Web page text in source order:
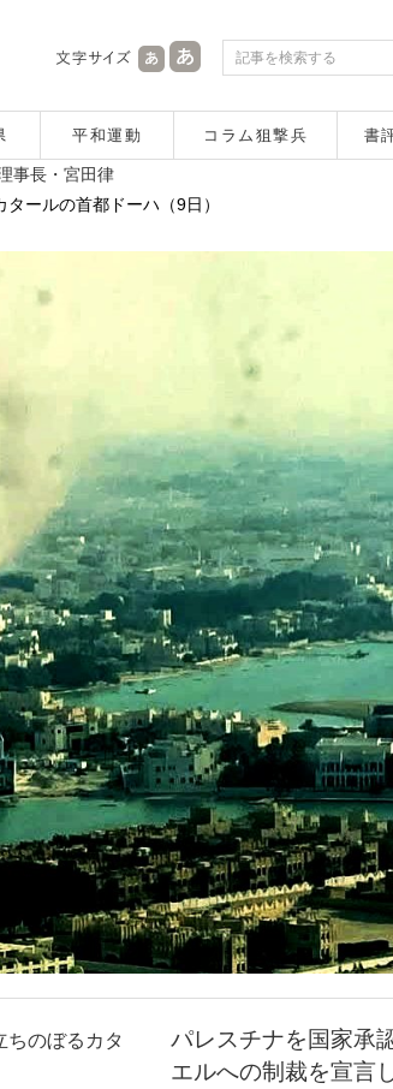
平和運動 コラム狙撃兵 書
事長・宮田律
ールの首都ドーハ（9日）
パレスチナを国家承
エルへの制裁を宣言
ちのぼるカタ